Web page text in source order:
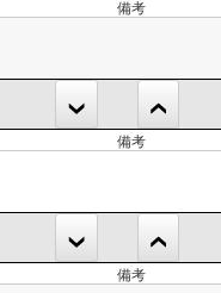
備考
備考
備考